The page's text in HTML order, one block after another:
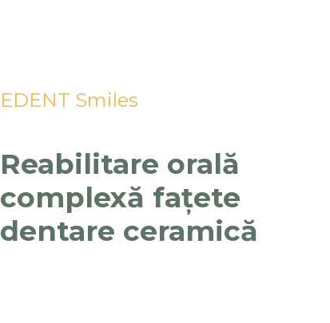
EDENT Smiles
Reabilitare orală
complexă fațete
dentare ceramică